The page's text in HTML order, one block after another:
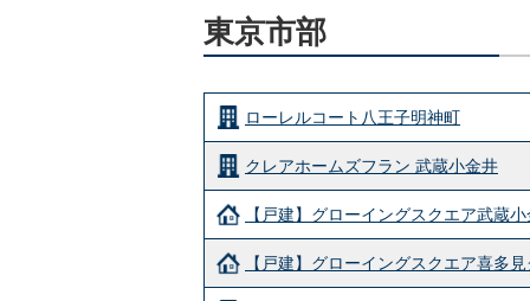
東京市部
ローレルコート八王子明神町
クレアホームズフラン 武蔵小金井
【戸建】グローイングスクエア武蔵
【戸建】グローイングスクエア喜多